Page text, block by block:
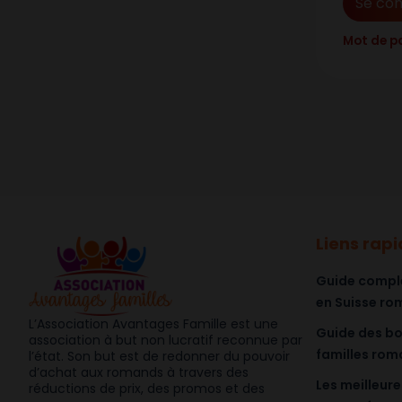
Mot de
L’Association Avantages Famille est une
association à but non lucratif reconnue par
l’état. Son but est de redonner du pouvoir
d’achat aux romands à travers des
réductions de prix, des promos et des
Liens
Guide
en Suisse
Guide des
familles
Les